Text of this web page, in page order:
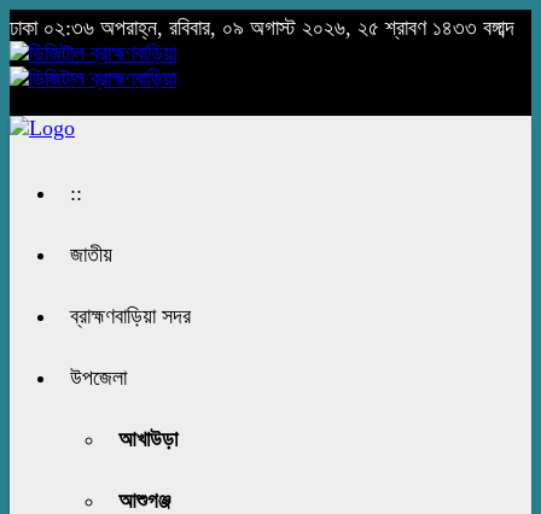
ঢাকা ০২:৩৬ অপরাহ্ন, রবিবার, ০৯ অগাস্ট ২০২৬, ২৫ শ্রাবণ ১৪৩৩ বঙ্গাব্দ
::
জাতীয়
ব্রাহ্মণবাড়িয়া সদর
উপজেলা
আখাউড়া
আশুগঞ্জ